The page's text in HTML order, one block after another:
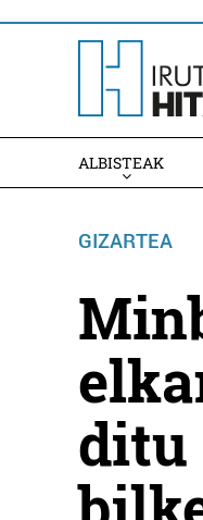
ALBISTEAK
GIZARTEA
ditu